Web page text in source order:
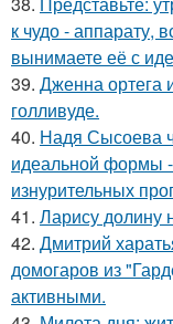
к чудо - аппарату,
вынимаете её с
39. Дженна ортега
голливуде.
40. Надя Сысоева
идеальной формы -
изнурительных
41. Ларису долину
42. Дмитрий
домогаров из
активными.